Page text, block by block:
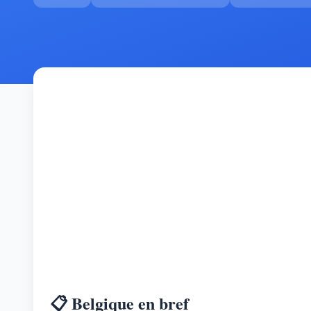
📋 Belgique en bref